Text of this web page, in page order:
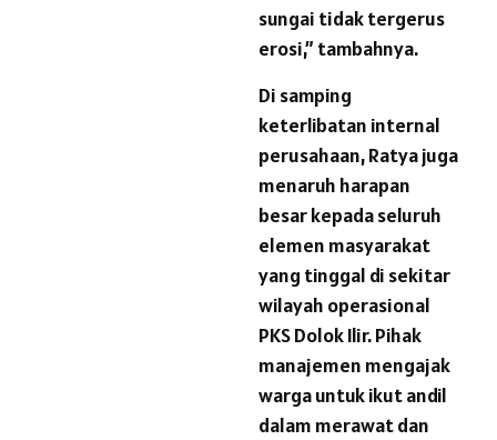
sungai tidak tergerus
erosi,” tambahnya.
Di samping
keterlibatan internal
perusahaan, Ratya juga
menaruh harapan
besar kepada seluruh
elemen masyarakat
yang tinggal di sekitar
wilayah operasional
PKS Dolok Ilir. Pihak
manajemen mengajak
warga untuk ikut andil
dalam merawat dan